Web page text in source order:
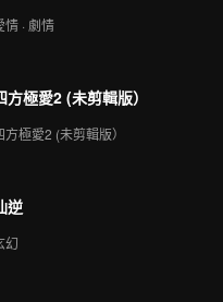
情 · 劇情
方極愛2 (未剪輯版）
方極愛2 (未剪輯版）
逆
幻